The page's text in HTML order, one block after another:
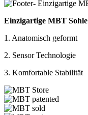
Einzigartige MBT Sohle
1. Anatomisch geformt
2. Sensor Technologie
3. Komfortable Stabilität